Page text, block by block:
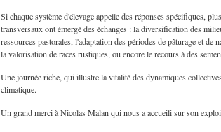
Si chaque système d'élevage appelle des réponses spécifiques,
transversaux ont émergé des échanges : la diversification des
ressources pastorales, l'adaptation des périodes de pâturage et
la valorisation de races rustiques, ou encore le recours à des
Une journée riche, qui illustre la vitalité des dynamiques
climatique.
Un grand merci à Nicolas Malan qui nous a accueili sur son